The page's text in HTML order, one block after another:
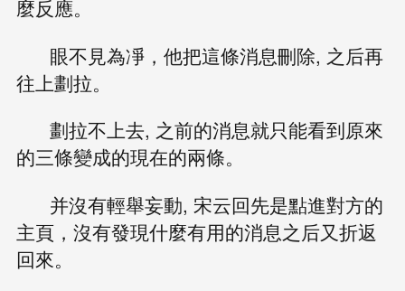
麼反應。
眼不見為凈，他把這條消息刪除, 之后再
往上劃拉。
劃拉不上去, 之前的消息就只能看到原來
的三條變成的現在的兩條。
并沒有輕舉妄動, 宋云回先是點進對方的
主頁，沒有發現什麼有用的消息之后又折返
回來。